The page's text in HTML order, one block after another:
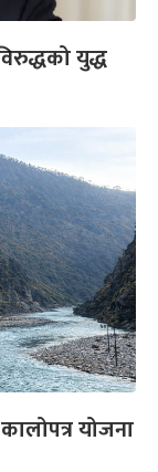
युद्ध
योजना